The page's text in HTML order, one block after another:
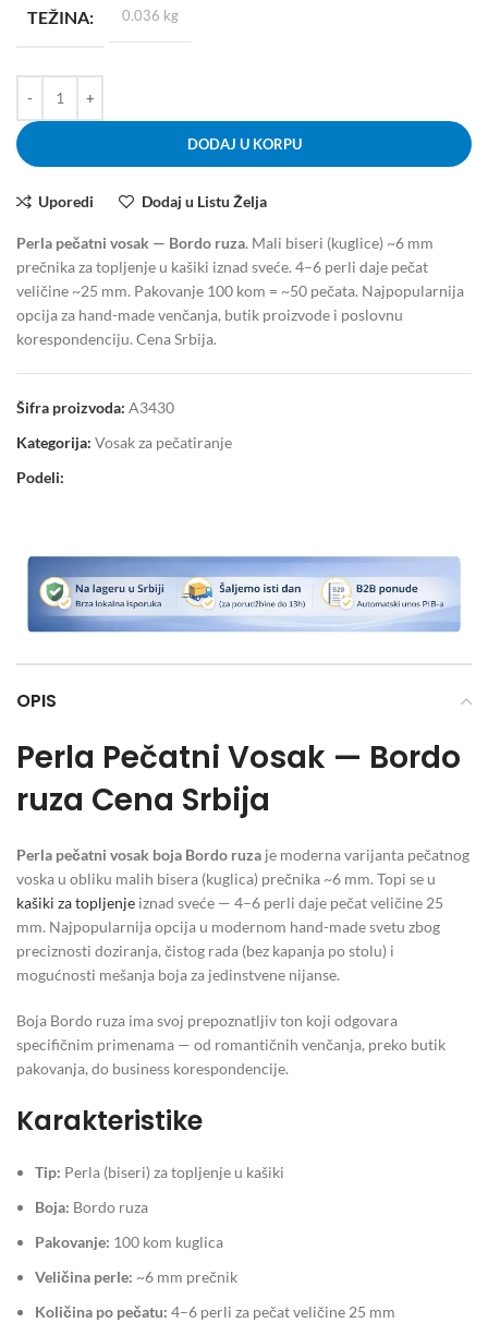
TEŽINA 0.036 kg
DODAJ U KORPU
Uporedi Dodaj u Listu Želja
Perla pečatni vosak — Bordo ruza. Mali biseri (kuglice) ~6 mm
prečnika za topljenje u kašiki iznad sveće. 4–6 perli daje pečat
veličine ~25 mm. Pakovanje 100 kom = ~50 pečata. Najpopularnija
opcija za hand-made venčanja, butik proizvode i poslovnu
korespondenciju. Cena Srbija.
Šifra proizvoda: A3430
Kategorija: Vosak za pečatiranje
Podeli:
OPIS
Perla Pečatni Vosak — Bordo
ruza Cena Srbija
Perla pečatni vosak boja Bordo ruza je moderna varijanta pečatnog
voska u obliku malih bisera (kuglica) prečnika ~6 mm. Topi se u
kašiki za topljenje iznad sveće — 4–6 perli daje pečat veličine 25
mm. Najpopularnija opcija u modernom hand-made svetu zbog
preciznosti doziranja, čistog rada (bez kapanja po stolu) i
mogućnosti mešanja boja za jedinstvene nijanse.
Boja Bordo ruza ima svoj prepoznatljiv ton koji odgovara
specifičnim primenama — od romantičnih venčanja, preko butik
pakovanja, do business korespondencije.
Karakteristike
Tip: Perla (biseri) za topljenje u kašiki
Boja: Bordo ruza
Pakovanje: 100 kom kuglica
Veličina perle: ~6 mm prečnik
Količina po pečatu: 4–6 perli za pečat veličine 25 mm